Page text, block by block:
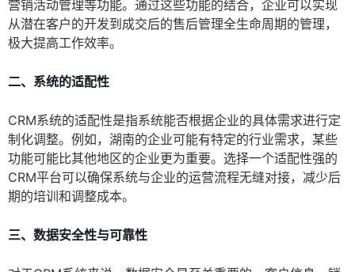
营销活动管理等功能。通过这些功能的结合，企业可以实现
从潜在客户的开发到成交后的售后管理全生命周期的管理，
极大提高工作效率。
二、系统的适配性
CRM系统的适配性是指系统能否根据企业的具体需求进行定
制化调整。例如，湖南的企业可能有特定的行业需求，某些
功能可能比其他地区的企业更为重要。选择一个适配性强的
CRM平台可以确保系统与企业的运营流程无缝对接，减少后
期的培训和调整成本。
三、数据安全性与可靠性